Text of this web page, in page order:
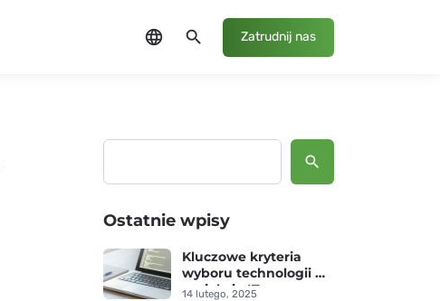
language search Zatrudnij nas
Ostatnie wpisy
Kluczowe kryteria
wyboru technologii w
projekcie IT
14 lutego, 2025